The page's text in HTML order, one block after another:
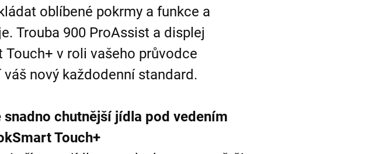
oblíbené pokrmy a funkce a
Trouba 900 ProAssist a displej
Touch+ v roli vašeho průvodce
nový každodenní standard.
snadno chutnější jídla pod vedením
Touch+